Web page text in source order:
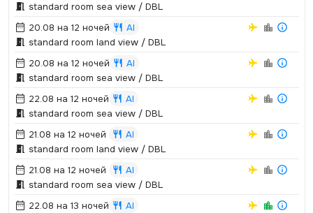
standard room sea view / DBL
20.08 на 12 ночей
AI
standard room land view / DBL
20.08 на 12 ночей
AI
standard room sea view / DBL
22.08 на 12 ночей
AI
standard room sea view / DBL
21.08 на 12 ночей
AI
standard room land view / DBL
21.08 на 12 ночей
AI
standard room sea view / DBL
22.08 на 13 ночей
AI